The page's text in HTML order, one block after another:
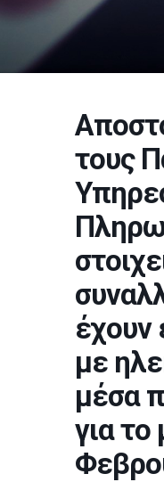
τους
έχουν
με
μέσα
για το